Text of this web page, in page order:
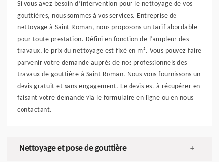
Si vous avez besoin d’intervention pour le nettoyage de vos
gouttières, nous sommes à vos services. Entreprise de
nettoyage à Saint Roman, nous proposons un tarif abordable
pour toute prestation. Défini en fonction de l’ampleur des
travaux, le prix du nettoyage est fixé en m². Vous pouvez faire
parvenir votre demande auprès de nos professionnels des
travaux de gouttière à Saint Roman. Nous vous fournissons un
devis gratuit et sans engagement. Le devis est à récupérer en
faisant votre demande via le formulaire en ligne ou en nous
contactant.
Nettoyage et pose de gouttière +